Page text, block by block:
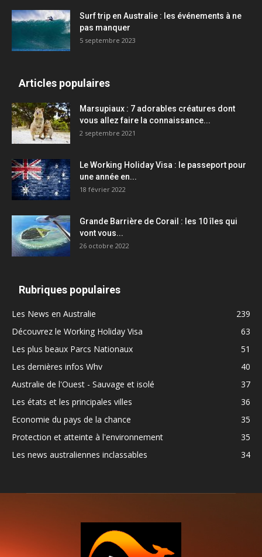
Surf trip en Australie : les événements à ne
pas manquer
5 septembre 2023
Articles populaires
Marsupiaux : 7 adorables créatures dont
vous allez faire la connaissance...
2 septembre 2021
Le Working Holiday Visa : le passeport pour
une année en...
18 février 2022
Grande Barrière de Corail : les 10 îles qui
vont vous...
26 octobre 2022
Rubriques populaires
Les News en Australie
239
Découvrez le Working Holiday Visa
63
Les plus beaux Parcs Nationaux
51
Les dernières infos Whv
40
Australie de l'Ouest - Sauvage et isolé
37
Les états et les principales villes
36
Economie du pays de la chance
35
Protection et atteinte à l'environnement
35
Les news australiennes inclassables
34